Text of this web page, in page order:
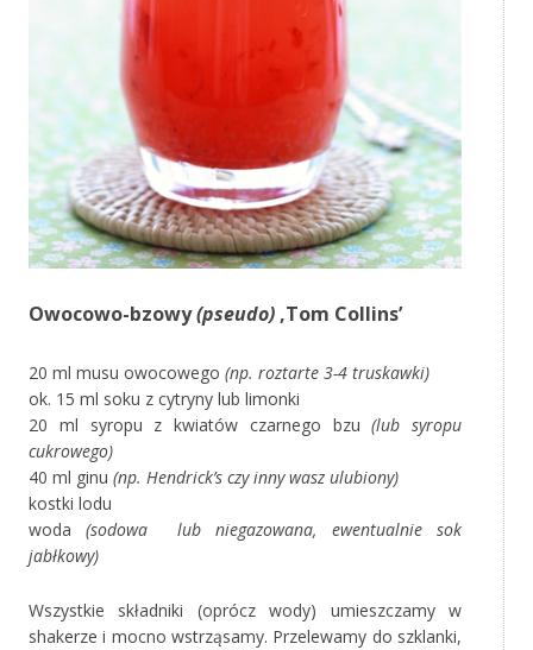
Owocowo-bzowy(pseudo) ‚Tom Collins’
20 ml musu owocowego (np. roztarte 3-4 truskawki)
ok. 15 ml soku z cytryny lub limonki
20 ml syropu z kwiatów czarnego bzu(lub syropu
cukrowego)
40 ml ginu (np. Hendrick’s czy inny wasz ulubiony)
kostki lodu
woda(sodowa lub niegazowana, ewentualnie sok
jabłkowy)
Wszystkie składniki (oprócz wody) umieszczamy w
shakerze i mocno wstrząsamy. Przelewamy do szklanki,